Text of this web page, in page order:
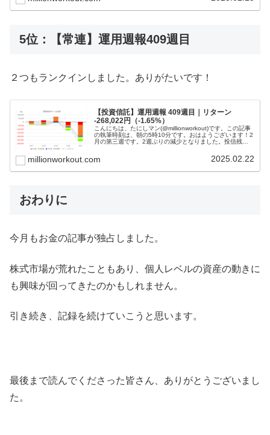
5位：【常連】運用週報409週目
２つもランクインしました。ありがたいです！
【投資信託】運用週報 409週目｜リターン
-268,022円（-1.65%）
こんにちは、たにしマン(@millionworkout)です。この記事
の執筆時刻は、朝の5時10分です。おはようございます！2
月の第三週です。2週ぶりの減少となりました。投信残高
millionworkout.com 2025.02.22
おわりに
今月もお金の記事が独占しました。
株式市場が荒れたこともあり、個人レベルの資産の動きに
も興味が回ってきたのかもしれません。
引き続き、記録を続けていこうと思います。
最後まで読んでくださった皆さん、ありがとうございまし
た。